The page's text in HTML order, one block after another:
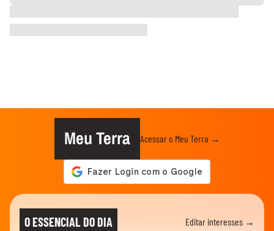
Meu Terra Acessar o Meu Terra →
O ESSENCIAL DO DIA Editar interesses →